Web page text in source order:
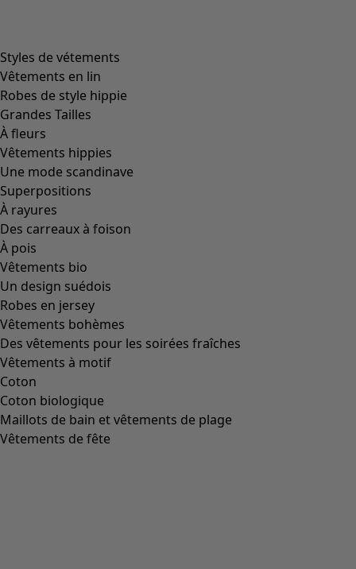
Styles de vétements
Vêtements en lin
Robes de style hippie
Grandes Tailles
À fleurs
Vêtements hippies
Une mode scandinave
Superpositions
À rayures
Des carreaux à foison
À pois
Vêtements bio
Un design suédois
Robes en jersey
Vêtements bohèmes
Des vêtements pour les soirées fraîches
Vêtements à motif
Coton
Coton biologique
Maillots de bain et vêtements de plage
Vêtements de fête